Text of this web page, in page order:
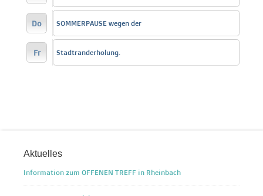
Do SOMMERPAUSE wegen der
Fr Stadtranderholung.
Aktuelles
Information zum OFFENEN TREFF in Rheinbach